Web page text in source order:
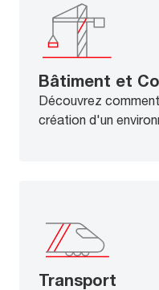
Bâtiment et
Découvrez
création d'un
Transport